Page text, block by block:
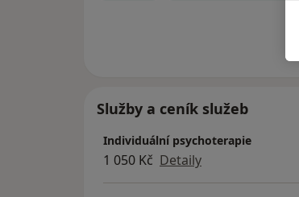
Služby a ceník služeb
Individuální psychoterapie
1 050 Kč Detaily